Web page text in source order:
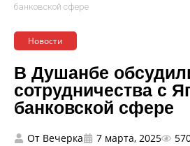
банковской сфере
Новости
В Душанбе
сотрудничества с
банковской сфере
От Вечерка 7 марта, 2025